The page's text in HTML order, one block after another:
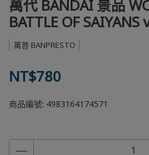
萬代 BANDAI 景品
BATTLE OF
萬普 BANPRESTO
NT$780
商品編號: 4983164174571